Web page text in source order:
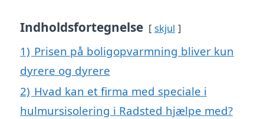
Indholdsfortegnelse skjul
1) Prisen på boligopvarmning bliver kun
dyrere og dyrere
2) Hvad kan et firma med speciale i
hulmursisolering i Radsted hjælpe med?